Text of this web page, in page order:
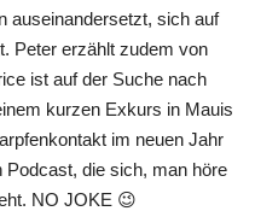
auseinandersetzt, sich auf
Peter erzählt zudem von
ist auf der Suche nach
kurzen Exkurs in Mauis
im neuen Jahr
Podcast, die sich, man höre
NO JOKE 😉